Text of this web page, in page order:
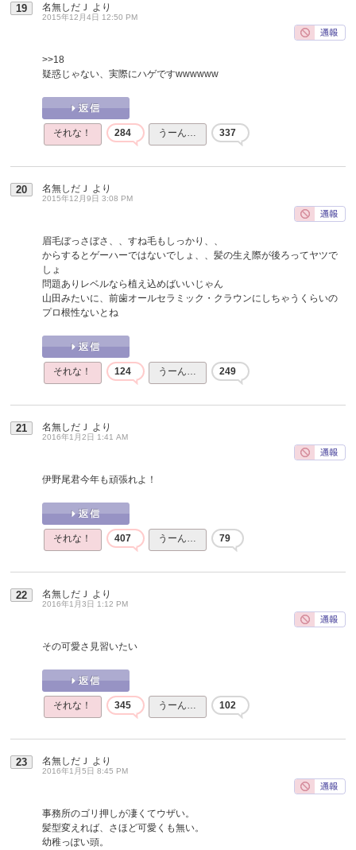
19 名無しだＪ より
2015年12月4日 12:50 PM
>>18
疑惑じゃない、実際にハゲですwwwwww
それな！ 284 うーん… 337
20 名無しだＪ より
2015年12月9日 3:08 PM
眉毛ぼっさぼさ、、すね毛もしっかり、、
からするとゲーハーではないでしょ、、髪の生え際が後ろってヤツで
しょ
問題ありレベルなら植え込めばいいじゃん
山田みたいに、前歯オールセラミック・クラウンにしちゃうくらいの
プロ根性ないとね
それな！ 124 うーん… 249
21 名無しだＪ より
2016年1月2日 1:41 AM
伊野尾君今年も頑張れよ！
それな！ 407 うーん… 79
22 名無しだＪ より
2016年1月3日 1:12 PM
その可愛さ見習いたい
それな！ 345 うーん… 102
23 名無しだＪ より
2016年1月5日 8:45 PM
事務所のゴリ押しが凄くてウザい。
髪型変えれば、さほど可愛くも無い。
幼稚っぽい頭。